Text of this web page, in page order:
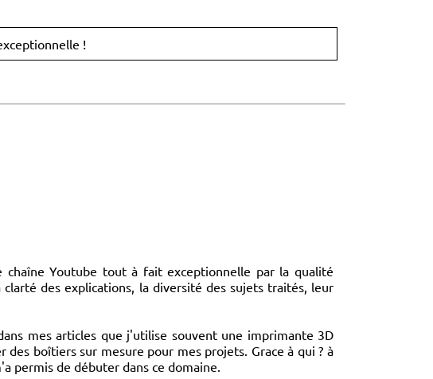
!
chaîne Youtube tout à fait exceptionnelle par la qualité
clarté des explications, la diversité des sujets traités, leur
mes articles que j'utilise souvent une imprimante 3D
des boîtiers sur mesure pour mes projets. Grace à qui ? à
permis de débuter dans ce domaine.